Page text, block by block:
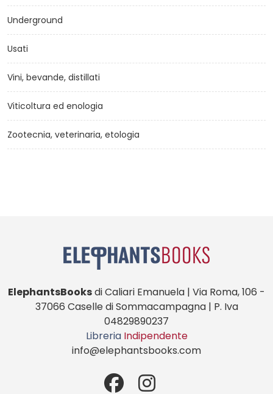
Underground
Usati
Vini, bevande, distillati
Viticoltura ed enologia
Zootecnia, veterinaria, etologia
ElephantsBooksdi Caliari Emanuela | Via Roma, 106 -
37066 Caselle di Sommacampagna | P. Iva
04829890237
Libreria Indipendente
info@elephantsbooks.com